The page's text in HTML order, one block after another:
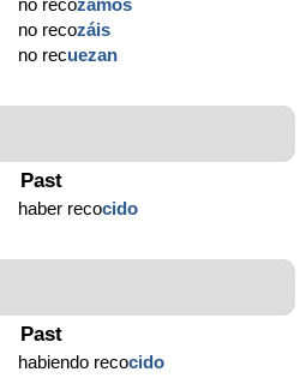
no recozamos
no recozáis
no recuezan
Past
haber recocido
Past
habiendo recocido